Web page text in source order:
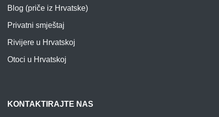
Blog (priče iz Hrvatske)
Privatni smještaj
Rivijere u Hrvatskoj
Otoci u Hrvatskoj
KONTAKTIRAJTE NAS